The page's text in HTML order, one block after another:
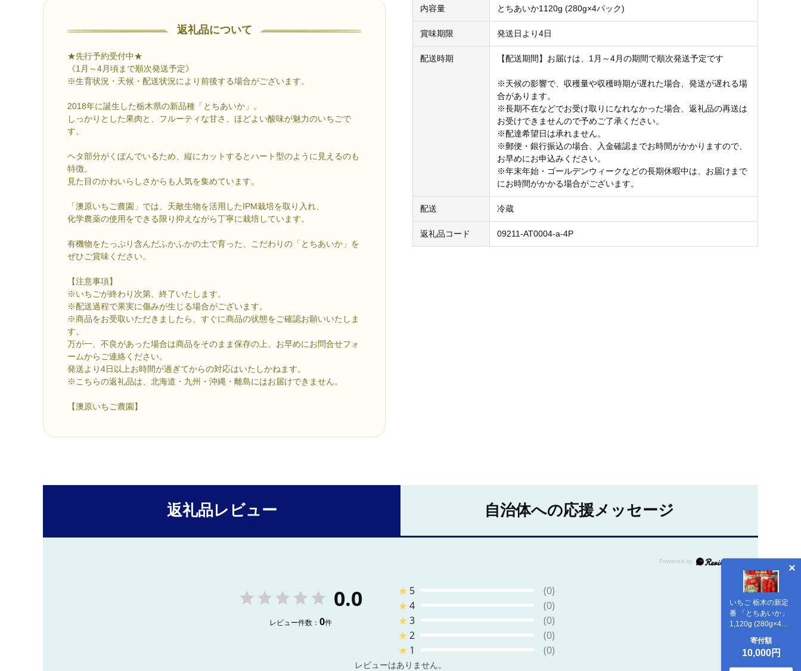
返礼品について
★先行予約受付中★
《1月～4月頃まで順次発送予定》
※生育状況・天候・配送状況により前後する場合がございます。
2018年に誕生した栃木県の新品種「とちあいか」。
しっかりとした果肉と、フルーティな甘さ、ほどよい酸味が魅力のいちごで
す。
ヘタ部分がくぼんでいるため、縦にカットするとハート型のように見えるのも
特徴。
見た目のかわいらしさからも人気を集めています。
「澳原いちご農園」では、天敵生物を活用したIPM栽培を取り入れ、
化学農薬の使用をできる限り抑えながら丁寧に栽培しています。
有機物をたっぷり含んだふかふかの土で育った、こだわりの「とちあいか」を
ぜひご賞味ください。
【注意事項】
※いちごが終わり次第、終了いたします。
※配送過程で果実に傷みが生じる場合がございます。
※商品をお受取いただきましたら、すぐに商品の状態をご確認お願いいたしま
す。
万が一、不良があった場合は商品をそのまま保存の上、お早めにお問合せフォ
ームからご連絡ください。
発送より4日以上お時間が過ぎてからの対応はいたしかねます。
※こちらの返礼品は、北海道・九州・沖縄・離島にはお届けできません。
【澳原いちご農園】
いちご 栃木の新定
番 「とちあいか」
1,120g (280g×4P)|
澳原いちご農園 栃
木県 矢板市
寄付額
10,000円
内容量 とちあいか1120g (280g×4パック)
賞味期限 発送日より4日
配送時期 【配送期間】お届けは、1月～4月の期間で順次発送予定です
※天候の影響で、収穫量や収穫時期が遅れた場合、発送が遅れる場
合があります。
※長期不在などでお受け取りになれなかった場合、返礼品の再送は
お受けできませんので予めご了承ください。
※配達希望日は承れません。
※郵便・銀行振込の場合、入金確認までお時間がかかりますので、
お早めにお申込みください。
※年末年始・ゴールデンウィークなどの長期休暇中は、お届けまで
にお時間がかかる場合がございます。
配送 冷蔵
返礼品コード 09211-AT0004-a-4P
返礼品レビュー 自治体への応援メッセージ
0.0
レビュー件数： 0件
★ 5
(0)
★4
(0)
★3
(0)
★2
(0)
★ 1 (0)
レビューはありません。